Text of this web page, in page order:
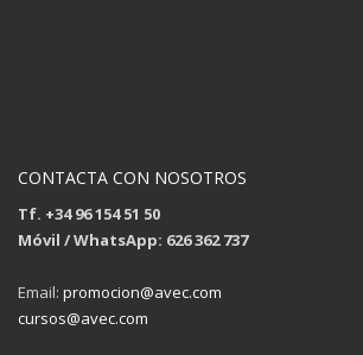
CONTACTA CON NOSOTROS
Tf. +34 96 154 51 50
Móvil / WhatsApp: 626 362 737
Email: promocion@avec.com
cursos@avec.com